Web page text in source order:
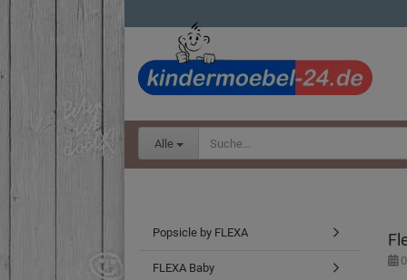
Alle
Popsicle by FLEXA
FLEXA Baby